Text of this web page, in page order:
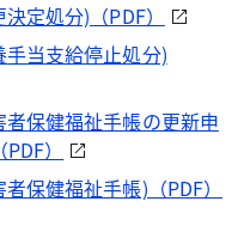
定処分)（PDF）
当支給停止処分)
保健福祉手帳の更新申
）
保健福祉手帳)（PDF）